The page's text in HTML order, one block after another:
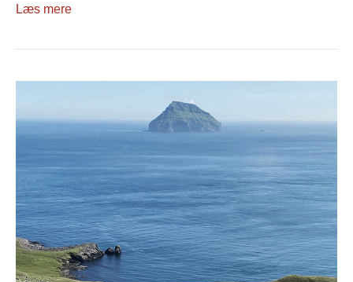
Læs mere